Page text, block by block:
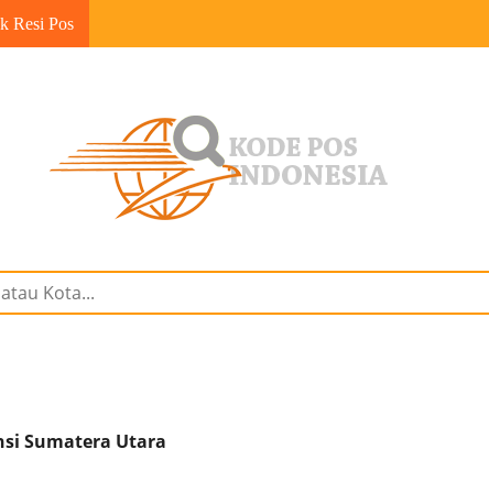
Resi Pos
Sumatera Utara